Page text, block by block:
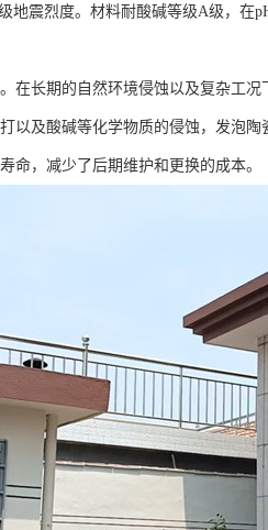
地震烈度。材料耐酸碱等级A级，在
在长期的自然环境侵蚀以及复杂工
以及酸碱等化学物质的侵蚀，发泡
命，减少了后期维护和更换的成本。